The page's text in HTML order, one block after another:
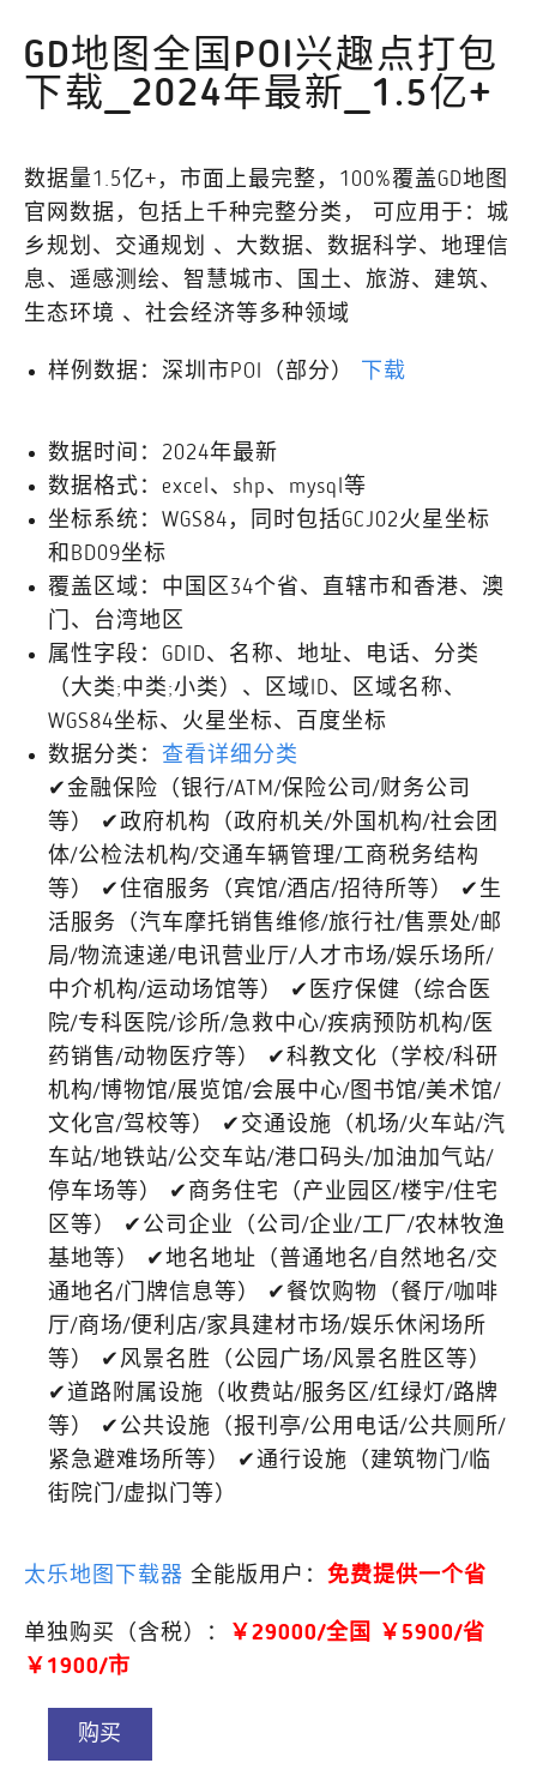
GD地图全国POI兴趣点打包
下载_2024年最新_1.5亿+
数据量1.5亿+，市面上最完整，100%覆盖GD地图
官网数据，包括上千种完整分类， 可应用于：城
乡规划、交通规划 、大数据、数据科学、地理信
息、遥感测绘、智慧城市、国土、旅游、建筑、
生态环境 、社会经济等多种领域
样例数据：深圳市POI（部分） 下载
数据时间：2024年最新
数据格式：excel、shp、mysql等
坐标系统：WGS84，同时包括GCJ02火星坐标
和BD09坐标
覆盖区域：中国区34个省、直辖市和香港、澳
门、台湾地区
属性字段：GDID、名称、地址、电话、分类
（大类;中类;小类）、区域ID、区域名称、
WGS84坐标、火星坐标、百度坐标
数据分类： 查看详细分类
✔金融保险（银行/ATM/保险公司/财务公司
等） ✔政府机构（政府机关/外国机构/社会团
体/公检法机构/交通车辆管理/工商税务结构
等） ✔住宿服务（宾馆/酒店/招待所等） ✔生
活服务（汽车摩托销售维修/旅行社/售票处/邮
局/物流速递/电讯营业厅/人才市场/娱乐场所/
中介机构/运动场馆等） ✔医疗保健（综合医
院/专科医院/诊所/急救中心/疾病预防机构/医
药销售/动物医疗等） ✔科教文化（学校/科研
机构/博物馆/展览馆/会展中心/图书馆/美术馆/
文化宫/驾校等） ✔交通设施（机场/火车站/汽
车站/地铁站/公交车站/港口码头/加油加气站/
停车场等） ✔商务住宅（产业园区/楼宇/住宅
区等） ✔公司企业（公司/企业/工厂/农林牧渔
基地等） ✔地名地址（普通地名/自然地名/交
通地名/门牌信息等） ✔餐饮购物（餐厅/咖啡
厅/商场/便利店/家具建材市场/娱乐休闲场所
等） ✔风景名胜（公园广场/风景名胜区等）
✔道路附属设施（收费站/服务区/红绿灯/路牌
等） ✔公共设施（报刊亭/公用电话/公共厕所/
紧急避难场所等） ✔通行设施（建筑物门/临
街院门/虚拟门等）
太乐地图下载器 全能版用户：免费提供一个省
单独购买（含税）：
￥29000/全国 ￥5900/省
￥1900/市
购买